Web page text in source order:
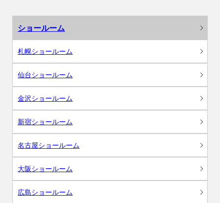
ショールーム
札幌ショールーム
仙台ショールーム
金沢ショールーム
新宿ショールーム
名古屋ショールーム
大阪ショールーム
広島ショールーム